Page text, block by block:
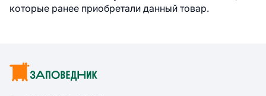
которые ранее приобретали данный товар.